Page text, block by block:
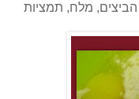
מלח, תמציות